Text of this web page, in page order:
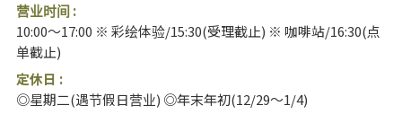
营业时间 :
10:00～17:00 ※ 彩绘体验/15:30(受理截止) ※ 咖啡站/16:30(点
单截止)
定休日 :
◎星期二(遇节假日营业) ◎年末年初(12/29～1/4)